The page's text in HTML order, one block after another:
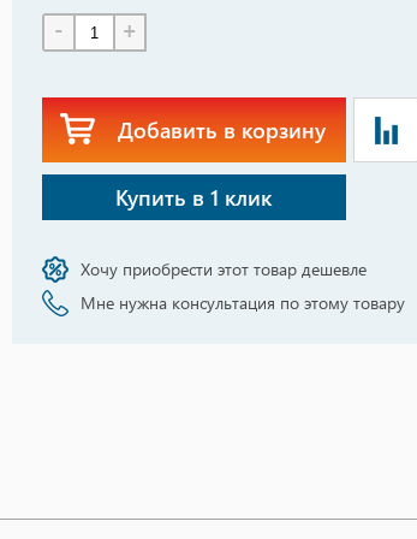
- +
Добавить в корзину
Купить в 1 клик
Хочу приобрести этот товар дешевле
Мне нужна консультация по этому товару